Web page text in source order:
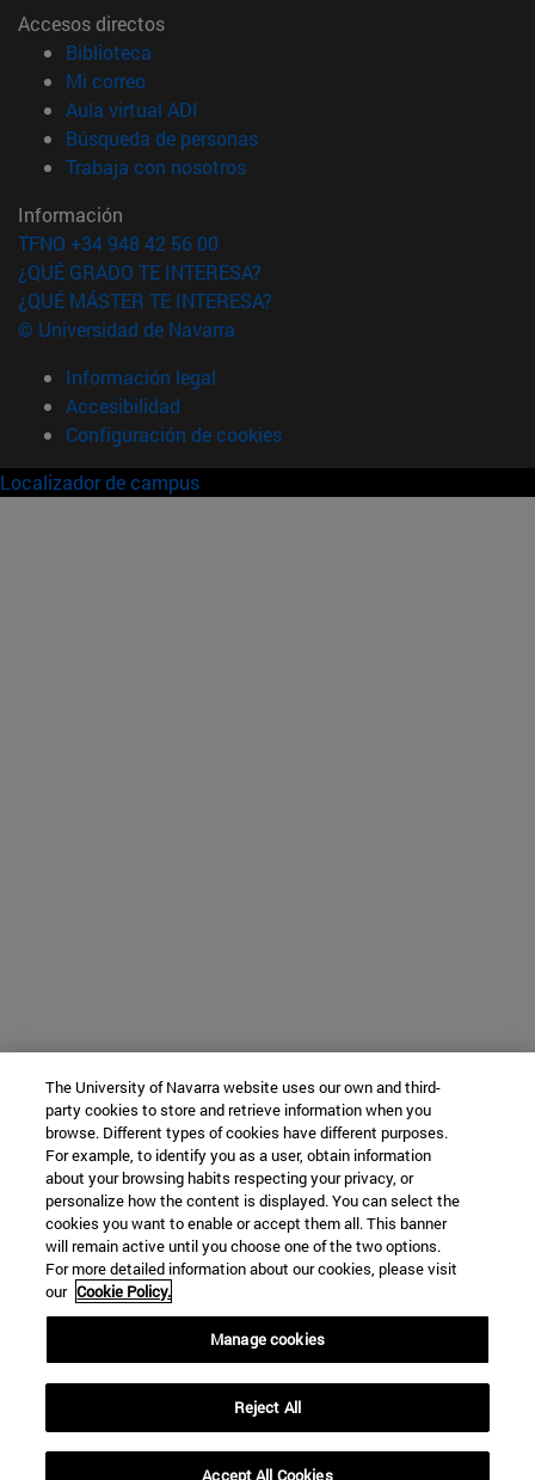
Accesos directos
Biblioteca
Mi correo(abre en nueva ventana)
Aula virtual ADI
Búsqueda de personas(abre en nueva ventana)
Trabaja con nosotros(abre en nueva ventana)
Información
TFNO +34 948 42 56 00
¿QUÉ GRADO TE INTERESA?
¿QUÉ MÁSTER TE INTERESA?
© Universidad de Navarra
Información legal
Accesibilidad
Configuración de cookies
Localizador de campus
The University of Navarra website uses our own and third-
party cookies to store and retrieve information when you
browse. Different types of cookies have different purposes.
For example, to identify you as a user, obtain information
about your browsing habits respecting your privacy, or
personalize how the content is displayed. You can select the
cookies you want to enable or accept them all. This banner
will remain active until you choose one of the two options.
For more detailed information about our cookies, please visit
our Cookie Policy.
Manage cookies
Reject All
Accept All Cookies